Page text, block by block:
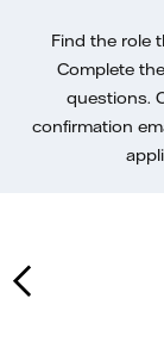
Find the role
Complete
questions.
confirmation